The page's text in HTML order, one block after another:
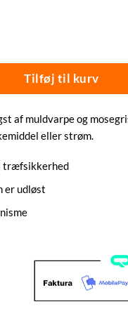
antal
Tilføj til kurv
af muldvarpe og
eller strøm.
træfsikkerhed
er udløst